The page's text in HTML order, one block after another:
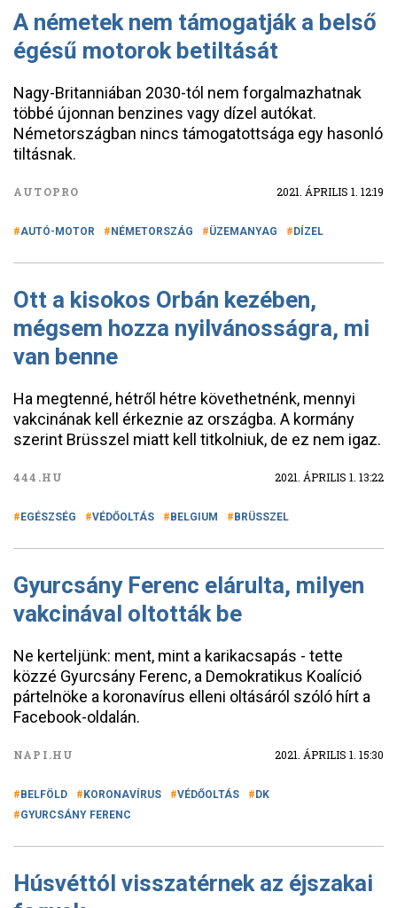
A németek nem támogatják a belső
égésű motorok betiltását
Nagy-Britanniában 2030-tól nem forgalmazhatnak
többé újonnan benzines vagy dízel autókat.
Németországban nincs támogatottsága egy hasonló
tiltásnak.
AUTOPRO 2021. ÁPRILIS 1. 12:19
AUTÓ-MOTOR NÉMETORSZÁG ÜZEMANYAG DÍZEL
Ott a kisokos Orbán kezében,
mégsem hozza nyilvánosságra, mi
van benne
Ha megtenné, hétről hétre követhetnénk, mennyi
vakcinának kell érkeznie az országba. A kormány
szerint Brüsszel miatt kell titkolniuk, de ez nem igaz.
444.HU 2021. ÁPRILIS 1. 13:22
EGÉSZSÉG VÉDŐOLTÁS BELGIUM BRÜSSZEL
Gyurcsány Ferenc elárulta, milyen
vakcinával oltották be
Ne kerteljünk: ment, mint a karikacsapás - tette
közzé Gyurcsány Ferenc, a Demokratikus Koalíció
pártelnöke a koronavírus elleni oltásáról szóló hírt a
Facebook-oldalán.
NAPI.HU 2021. ÁPRILIS 1. 15:30
BELFÖLD KORONAVÍRUS VÉDŐOLTÁS
DK
GYURCSÁNY FERENC
Húsvéttól visszatérnek az éjszakai